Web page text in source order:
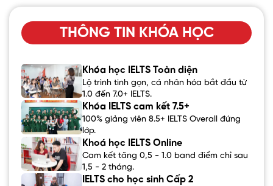
THÔNG TIN KHÓA HỌC
Khóa học IELTS Toàn diện
Lộ trình tinh gọn, cá nhân hóa bắt đầu từ
1.0 đến 7.0+ IELTS.
Khóa IELTS cam kết 7.5+
100% giảng viên 8.5+ IELTS Overall đứng
lớp.
Khoá học IELTS Online
Cam kết tăng 0,5 - 1.0 band điểm chỉ sau
1,5 - 2 tháng.
IELTS cho học sinh Cấp 2